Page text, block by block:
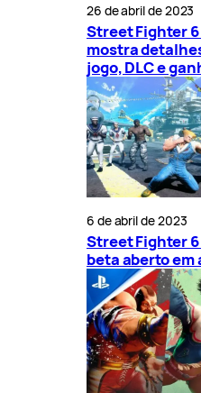
26 de abril de 2023
Street Fighter
mostra
jogo, DLC e
6 de abril de 2023
Street Fighter
beta aberto em